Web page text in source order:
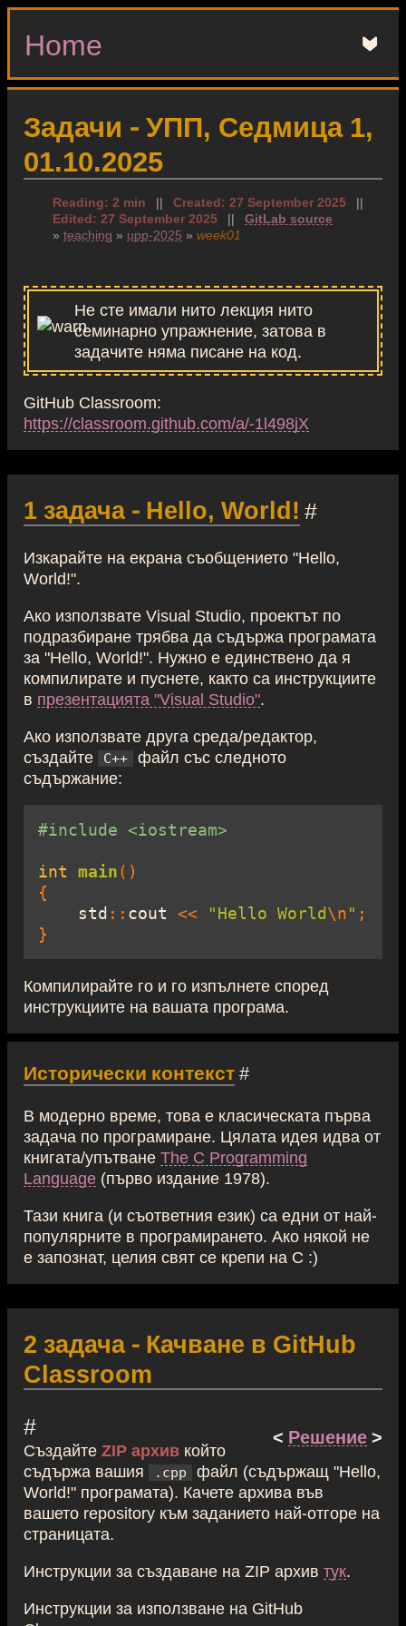
Home ▼
Задачи - УПП, Седмица 1,
01.10.2025
Reading: 2 min || Created: 27 September 2025 ||
Edited: 27 September 2025 || GitLab source
» teaching » upp-2025 » week01
Не сте имали нито лекция нито
семинарно упражнение, затова в
задачите няма писане на код.
GitHub Classroom:
https://classroom.github.com/a/-1l498jX
1 задача - Hello, World! #
Изкарайте на екрана съобщението "Hello,
World!".
Ако използвате Visual Studio, проектът по
подразбиране трябва да съдържа програмата
за "Hello, World!". Нужно е единствено да я
компилирате и пуснете, както са инструкциите
в презентацията "Visual Studio"
Ако използвате друга среда/редактор,
създайте
C++
файл със следното
съдържание:
#include <iostream>
int main()
{
std :: cout << "Hello World\n" ;
}
Компилирайте го и го изпълнете според
инструкциите на вашата програма.
Исторически контекст #
В модерно време, това е класическата първа
задача по програмиране. Цялата идея идва от
книгата/упътване The C Programming
Language (първо издание 1978).
Тази книга (и съответния език) са едни от най-
популярните в програмирането. Ако някой не
е запознат, целия свят се крепи на C :)
2 задача - Качване в GitHub
Classroom
# < Решение >
Създайте ZIP архив който
съдържа вашия
.cpp
файл (съдържащ "Hello,
World!" програмата). Качете архива във
вашето repository към заданието най-отгоре на
страницата.
Инструкции за създаване на ZIP архив тук
Инструкции за използване на GitHub